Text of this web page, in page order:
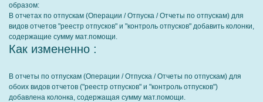
образом:
В отчетах по отпускам (Операции / Отпуска / Отчеты по отпускам) для
видов отчетов "реестр отпусков" и "контроль отпусков" добавить колонки,
содержащие сумму мат.помощи.
Как измененно :
В отчеты по отпускам (Операции / Отпуска / Отчеты по отпускам) для
обоих видов отчетов ("реестр отпусков" и "контроль отпусков")
добавлена колонка, содержащая сумму мат.помощи.